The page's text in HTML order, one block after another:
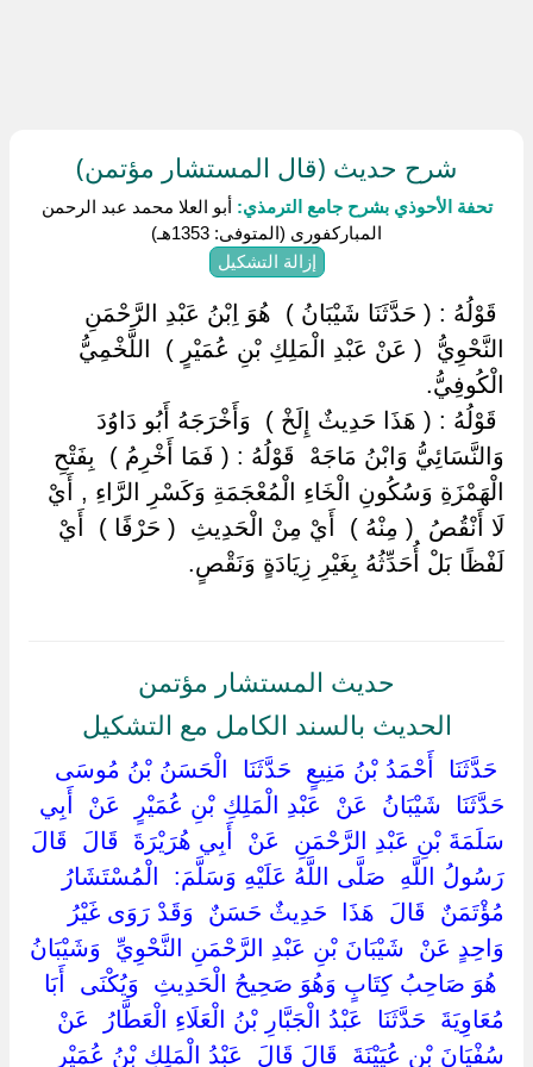
شرح حديث (قال المستشار مؤتمن)
تحفة الأحوذي بشرح جامع الترمذي: أبو العلا محمد عبد الرحمن
المباركفورى (المتوفى: 1353هـ)
إزالة التشكيل
‏ ‏قَوْلُهُ : ( حَدَّثَنَا شَيْبَانُ ) ‏ ‏هُوَ اِبْنُ عَبْدِ الرَّحْمَنِ
النَّحْوِيُّ ‏ ‏( عَنْ عَبْدِ الْمَلِكِ بْنِ عُمَيْرٍ ) ‏ ‏اللَّخْمِيُّ
الْكُوفِيُّ.
‏ ‏قَوْلُهُ : ( هَذَا حَدِيثٌ إِلَخْ ) ‏ ‏وَأَخْرَجَهُ أَبُو دَاوُدَ
وَالنَّسَائِيُّ وَابْنُ مَاجَهْ ‏ ‏قَوْلُهُ : ( فَمَا أَخْرِمُ ) ‏ ‏بِفَتْحِ
الْهَمْزَةِ وَسُكُونِ الْخَاءِ الْمُعْجَمَةِ وَكَسْرِ الرَّاءِ , أَيْ
لَا أَنْقُصُ ‏ ‏( مِنْهُ ) ‏ ‏أَيْ مِنْ الْحَدِيثِ ‏ ‏( حَرْفًا ) ‏ ‏أَيْ
لَفْظًا بَلْ أُحَدِّثُهُ بِغَيْرِ زِيَادَةٍ وَنَقْصٍ.
حديث المستشار مؤتمن
الحديث بالسند الكامل مع التشكيل
‏ ‏حَدَّثَنَا ‏ ‏أَحْمَدُ بْنُ مَنِيعٍ ‏ ‏حَدَّثَنَا ‏ ‏الْحَسَنُ بْنُ مُوسَى ‏
‏حَدَّثَنَا ‏ ‏شَيْبَانُ ‏ ‏عَنْ ‏ ‏عَبْدِ الْمَلِكِ بْنِ عُمَيْرٍ ‏ ‏عَنْ ‏ ‏أَبِي
سَلَمَةَ بْنِ عَبْدِ الرَّحْمَنِ ‏ ‏عَنْ ‏ ‏أَبِي هُرَيْرَةَ ‏ ‏قَالَ ‏ ‏قَالَ
رَسُولُ اللَّهِ ‏ ‏صَلَّى اللَّهُ عَلَيْهِ وَسَلَّمَ: ‏ ‏الْمُسْتَشَارُ
مُؤْتَمَنٌ ‏ ‏قَالَ ‏ ‏هَذَا ‏ ‏حَدِيثٌ حَسَنٌ ‏ ‏وَقَدْ رَوَى غَيْرُ
وَاحِدٍ عَنْ ‏ ‏شَيْبَانَ بْنِ عَبْدِ الرَّحْمَنِ النَّحْوِيِّ ‏ ‏وَشَيْبَانُ
‏ ‏هُوَ صَاحِبُ كِتَابٍ وَهُوَ صَحِيحُ الْحَدِيثِ ‏ ‏وَيُكْنَى ‏ ‏أَبَا
مُعَاوِيَةَ ‏ ‏حَدَّثَنَا ‏ ‏عَبْدُ الْجَبَّارِ بْنُ الْعَلَاءِ الْعَطَّارُ ‏ ‏عَنْ ‏
‏سُفْيَانَ بْنِ عُيَيْنَةَ ‏ ‏قَالَ قَالَ ‏ ‏عَبْدُ الْمَلِكِ بْنُ عُمَيْرٍ ‏